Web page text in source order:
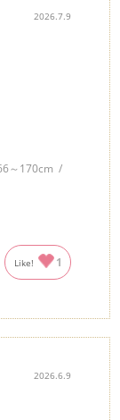
2026.7.9
～170cm
Like! 1
2026.6.9